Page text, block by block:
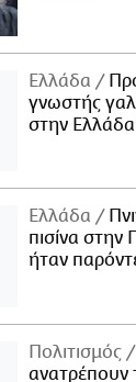
Ελλάδα
γνωστής
στην Ελλάδα
Ελλάδα
πισίνα στην
ήταν
Πολιτισμός
ανατρέπουν